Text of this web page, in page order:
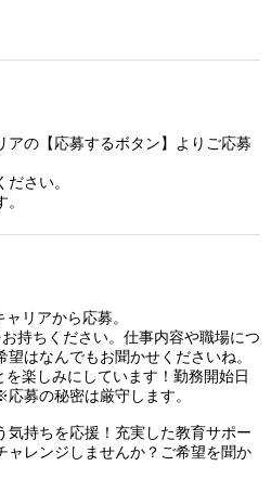
アの【応募するボタン】よりご応募
さい。
リアから応募。
持ちください。仕事内容や職場につ
はなんでもお聞かせくださいね。
を楽しみにしています！勤務開始日
募の秘密は厳守します。
気持ちを応援！充実した教育サポー
ャレンジしませんか？ご希望を聞か